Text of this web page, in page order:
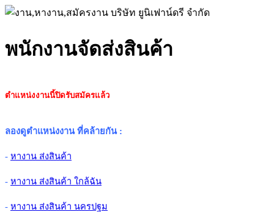
พนักงานจัดส่งสินค้า
ตำแหน่งงานนี้ปิดรับสมัครแล้ว
ลองดูตำแหน่งงาน ที่คล้ายกัน:
- หางาน ส่งสินค้า
- หางาน ส่งสินค้า ใกล้ฉัน
- หางาน ส่งสินค้า นครปฐม